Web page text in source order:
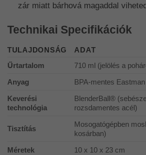
zár miatt bárhová magaddal
Technikai Specifikációk
TULAJDONSÁG
ADAT
Űrtartalom
710 ml (jelölés a
Anyag
BPA-mentes
Keverési
technológia
BlenderBall®
rozsdamentes acél)
Tisztítás
Mosogatógépben
kosárban)
Méretek
10 x 10 x 23 cm